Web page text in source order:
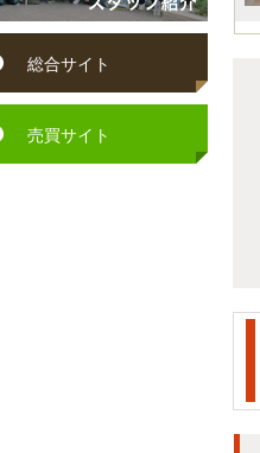
ペ
水
芦
総合サイト
売買サイト